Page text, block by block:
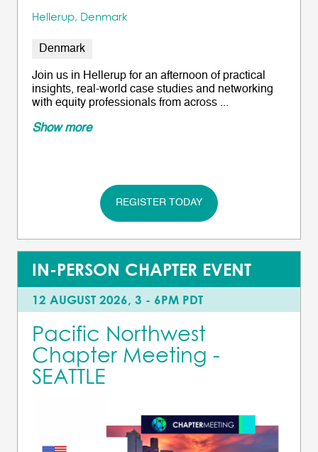
Hellerup, Denmark
Denmark
Join us in Hellerup for an afternoon of practical
insights, real-world case studies and networking
with equity professionals from across ...
Show more
REGISTER TODAY
IN-PERSON CHAPTER EVENT
12 AUGUST 2026, 3 - 6PM PDT
Pacific Northwest
Chapter Meeting -
SEATTLE